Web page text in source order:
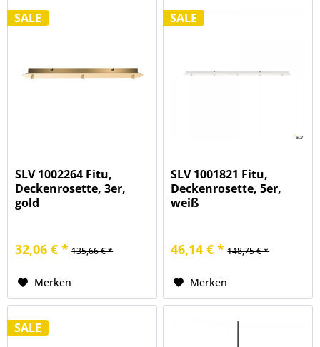
SALE
SLV 1002264 Fitu,
Deckenrosette, 3er,
gold
32,06 € * 135,66 € *
Merken
SALE
SLV 1001821 Fitu,
Deckenrosette, 5er,
weiß
46,14 € * 148,75 € *
Merken
SALE